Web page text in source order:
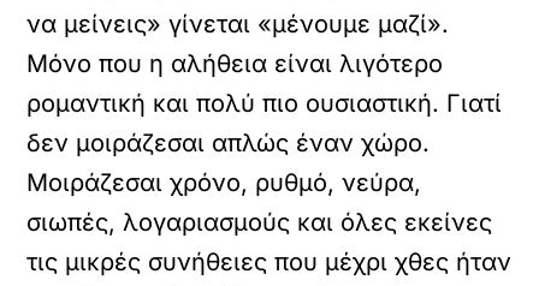
να μείνεις» γίνεται «μένουμε μαζί».
Μόνο που η αλήθεια είναι λιγότερο
ρομαντική και πολύ πιο ουσιαστική. Γιατί
δεν μοιράζεσαι απλώς έναν χώρο.
Μοιράζεσαι χρόνο, ρυθμό, νεύρα,
σιωπές, λογαριασμούς και όλες εκείνες
τις μικρές συνήθειες που μέχρι χθες ήταν